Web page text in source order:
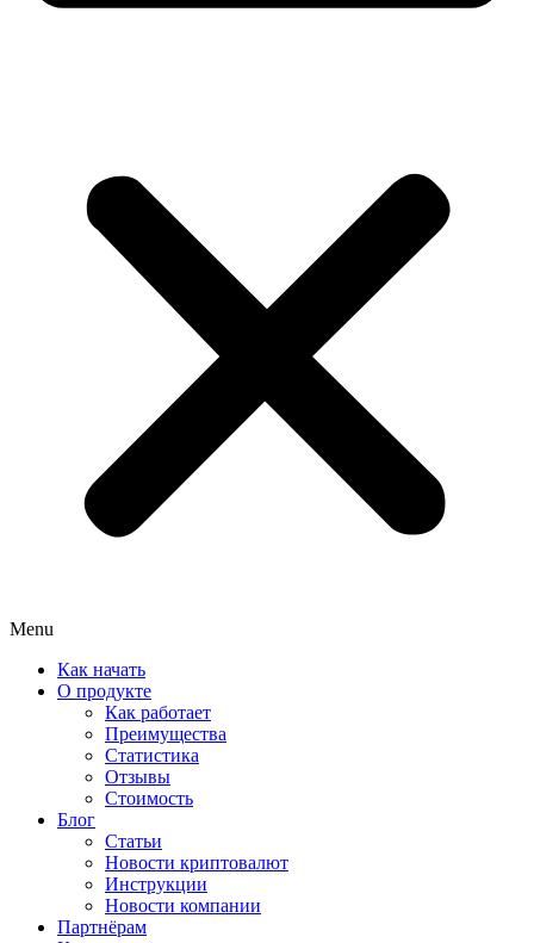
Menu
Как начать
О продукте
Как работает
Преимущества
Статистика
Отзывы
Стоимость
Блог
Статьи
Новости криптовалют
Инструкции
Новости компании
Партнёрам